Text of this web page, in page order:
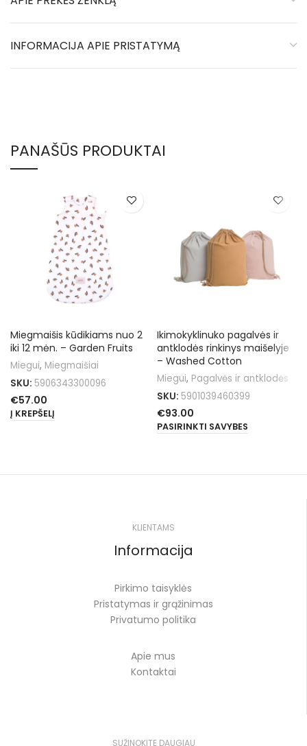
INFORMACIJA APIE PRISTATYMĄ
PANAŠŪS PRODUKTAI
Miegmaišis kūdikiams nuo 2
iki 12 mėn. – Garden Fruits
Miegui, Miegmaišiai
SKU: 5906343300096
€57.00
Į KREPŠELĮ
Ikimokyklinuko pagalvės ir
antklodės rinkinys maišelyje
– Washed Cotton
Miegui, Pagalvės ir antklodės
SKU: 5901039460399
€93.00
PASIRINKTI SAVYBES
KLIENTAMS
Informacija
Pirkimo taisyklės
Pristatymas ir grąžinimas
Privatumo politika
Apie mus
Kontaktai
SUŽINOKITE DAUGIAU